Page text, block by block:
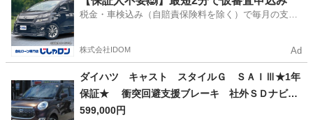
税金・車検込み（自賠責保険料を除く）で毎月の支払
株式会社IDOM Ad
ダイハツ キャスト スタイルＧ ＳＡＩⅢ★1年
保証★ 衝突回避支援ブレーキ 社外ＳＤナビ
ワンセグ ＵＳＢ ＥＴＣ オートエアコン エ
599,000円